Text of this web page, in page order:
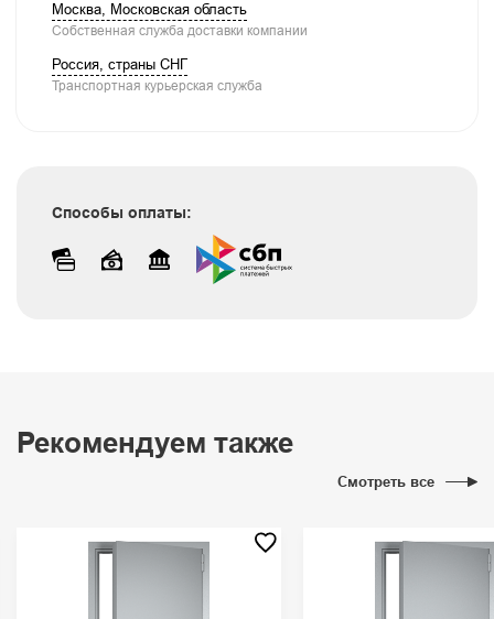
Москва, Московская область
Собственная служба доставки компании
Россия, страны СНГ
Транспортная курьерская служба
Способы оплаты:
Рекомендуем также
Смотреть все